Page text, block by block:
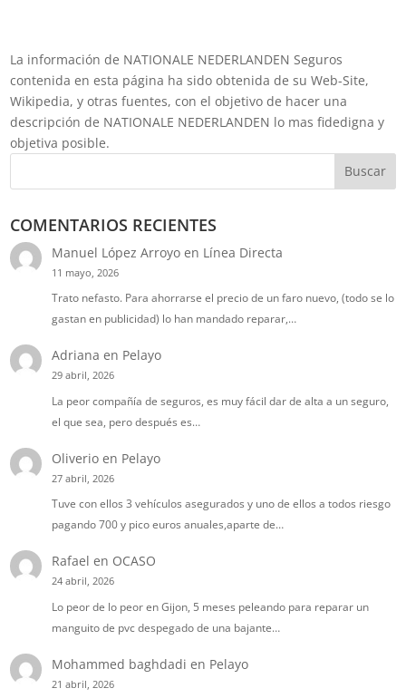
La información de NATIONALE NEDERLANDEN Seguros
contenida en esta página ha sido obtenida de su Web-Site,
Wikipedia, y otras fuentes, con el objetivo de hacer una
descripción de NATIONALE NEDERLANDEN lo mas fidedigna y
objetiva posible.
Buscar
COMENTARIOS RECIENTES
Manuel López Arroyoen Línea Directa
11 mayo, 2026
Trato nefasto. Para ahorrarse el precio de un faro nuevo, (todo se lo
gastan en publicidad) lo han mandado reparar,…
Adriana en Pelayo
29 abril, 2026
La peor compañía de seguros, es muy fácil dar de alta a un seguro,
el que sea, pero después es…
Oliverioen Pelayo
27 abril, 2026
Tuve con ellos 3 vehículos asegurados y uno de ellos a todos riesgo
pagando 700 y pico euros anuales,aparte de…
Rafael en OCASO
24 abril, 2026
Lo peor de lo peor en Gijon, 5 meses peleando para reparar un
manguito de pvc despegado de una bajante…
Mohammed baghdadi en Pelayo
21 abril, 2026